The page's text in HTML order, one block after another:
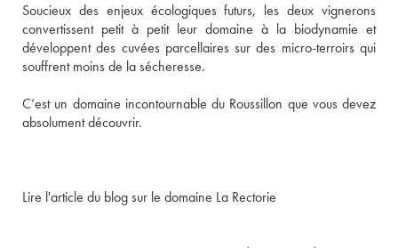
Soucieux des enjeux écologiques futurs, les deux vignerons
convertissent petit à petit leur domaine à la biodynamie et
développent des cuvées parcellaires sur des micro-terroirs qui
souffrent moins de la sécheresse.
C’est un domaine incontournable du Roussillon que vous devez
absolument découvrir.
Lire l'article du blog sur le domaine La Rectorie